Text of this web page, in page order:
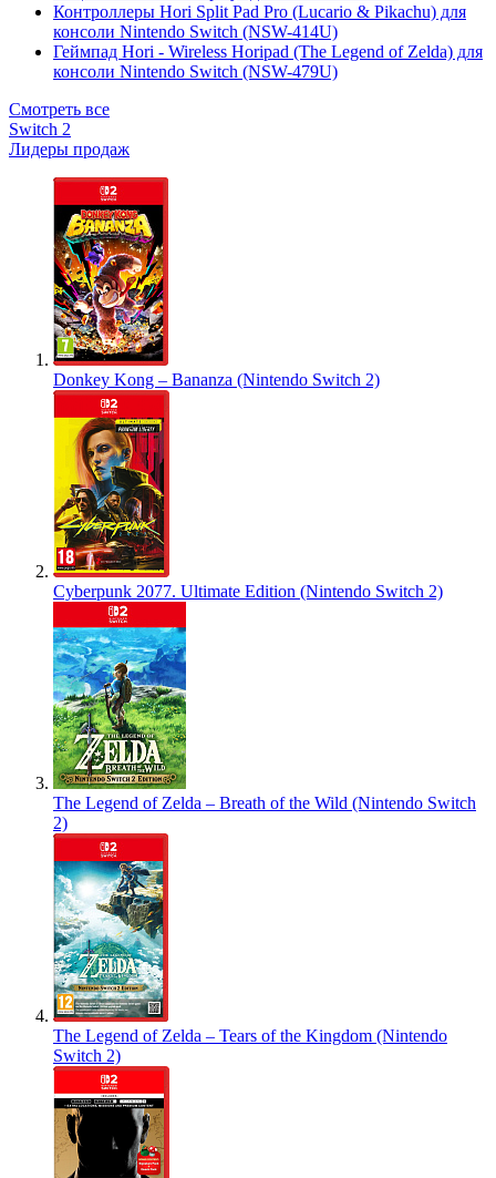
Контроллеры Hori Split Pad Pro (Lucario & Pikachu) для
консоли Nintendo Switch (NSW-414U)
Геймпад Hori - Wireless Horipad (The Legend of Zelda) для
консоли Nintendo Switch (NSW-479U)
Смотреть все
Switch 2
Лидеры продаж
Donkey Kong – Bananza (Nintendo Switch 2)
Cyberpunk 2077. Ultimate Edition (Nintendo Switch 2)
The Legend of Zelda – Breath of the Wild (Nintendo Switch
2)
The Legend of Zelda – Tears of the Kingdom (Nintendo
Switch 2)